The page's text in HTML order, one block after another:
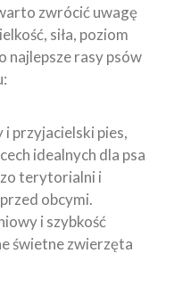
zwrócić uwagę
siła, poziom
najlepsze rasy psów
przyjacielski pies,
idealnych dla psa
terytorialni i
obcymi.
i szybkość
świetne zwierzęta